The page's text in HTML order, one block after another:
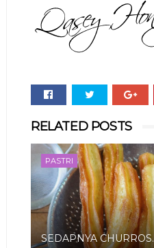
RELATED POSTS
PASTRI
SEDAPNYA